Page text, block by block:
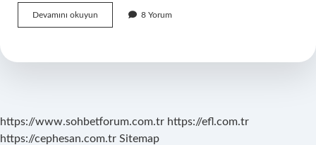
Devamını okuyun
Etkinlikleri
Yarar
8 Yorum
https://www.sohbetforum.com.tr https://efl.com.tr
https://cephesan.com.tr Sitemap